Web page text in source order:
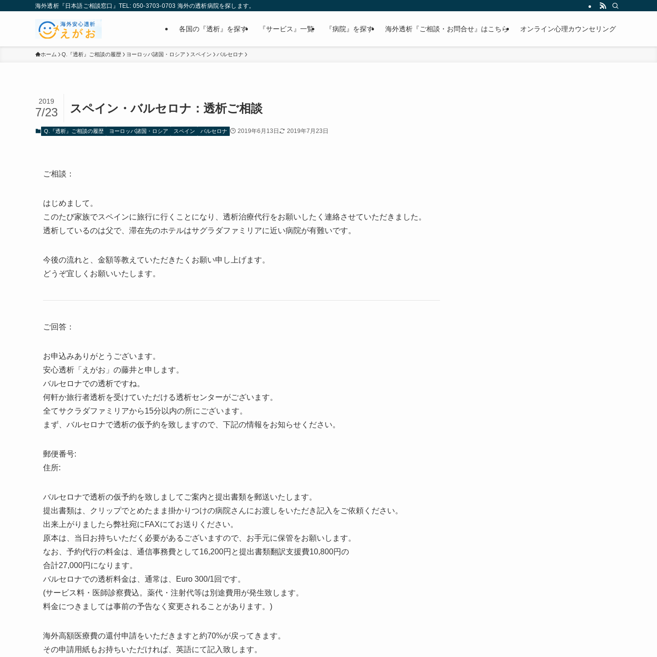
海外透析『日本語ご相談窓口』TEL: 050-3703-0703 海外の透析病院を探します。
各国の『透析』を探す 『サービス』一覧 『病院』を探す 海外透析『ご相談・お問合せ』はこちら オンライン心理カウンセリング
ホーム Q.『透析』ご相談の履歴 ヨーロッパ諸国・ロシア スペイン バルセロナ
スペイン・バルセロナ：透析ご相談
2019
7/23
Q.『透析』ご相談の履歴 ヨーロッパ諸国・ロシア スペイン バルセロナ 2019年6月13日 2019年7月23日
ご相談：
はじめまして。
このたび家族でスペインに旅行に行くことになり、透析治療代行をお願いしたく連絡させていただきました。
透析しているのは父で、滞在先のホテルはサグラダファミリアに近い病院が有難いです。
今後の流れと、金額等教えていただきたくお願い申し上げます。
どうぞ宜しくお願いいたします。
ご回答：
お申込みありがとうございます。
安心透析「えがお」の藤井と申します。
バルセロナでの透析ですね。
何軒か旅行者透析を受けていただける透析センターがございます。
全てサクラダファミリアから15分以内の所にございます。
まず、バルセロナで透析の仮予約を致しますので、下記の情報をお知らせください。
郵便番号:
住所:
バルセロナで透析の仮予約を致しましてご案内と提出書類を郵送いたします。
提出書類は、クリップでとめたまま掛かりつけの病院さんにお渡しをいただき記入をご依頼ください。
出来上がりましたら弊社宛にFAXにてお送りください。
原本は、当日お持ちいただく必要があるございますので、お手元に保管をお願いします。
なお、予約代行の料金は、通信事務費として16,200円と提出書類翻訳支援費10,800円の
合計27,000円になります。
バルセロナでの透析料金は、通常は、Euro 300/1回です。
(サービス料・医師診察費込。薬代・注射代等は別途費用が発生致します。
料金につきましては事前の予告なく変更されることがあります。)
海外高額医療費の還付申請をいただきますと約70%が戻ってきます。
その申請用紙もお持ちいただければ、英語にて記入致します。